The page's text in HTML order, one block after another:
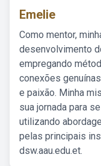
Emelie
Como mentor,
desenvolvimento
empregando
conexões
e paixão. Minha
sua jornada para
utilizando
pelas principais
dsw.aau.edu.et.